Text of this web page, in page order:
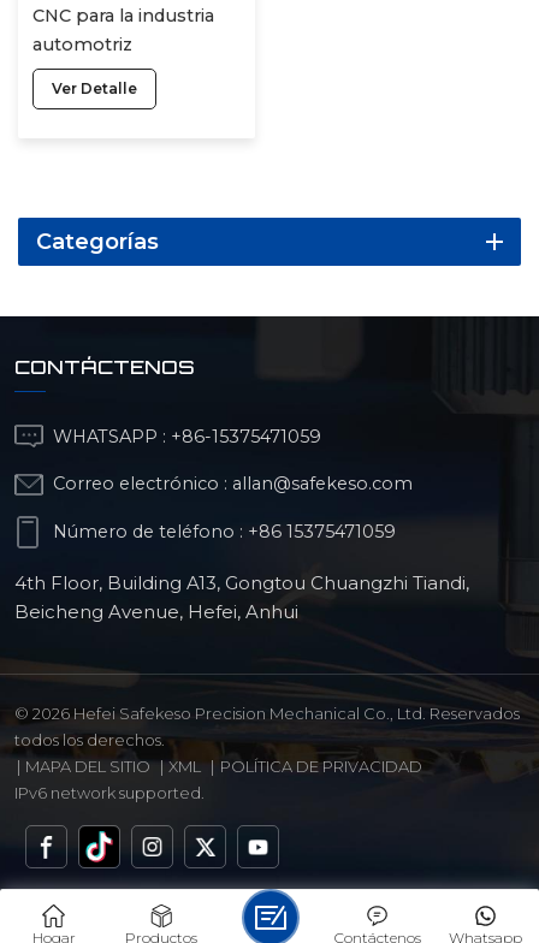
CNC para la industria
automotriz
Ver Detalle
Categorías
CONTÁCTENOS
WHATSAPP : +86-15375471059
Correo electrónico : allan@safekeso.com
Número de teléfono : +86 15375471059
4th Floor, Building A13, Gongtou Chuangzhi Tiandi,
Beicheng Avenue, Hefei, Anhui
© 2026 Hefei Safekeso Precision Mechanical Co., Ltd. Reservados
todos los derechos.
| MAPA DEL SITIO | XML | POLÍTICA DE PRIVACIDAD
IPv6 network supported.
Hogar Productos Whatsapp
Contáctenos